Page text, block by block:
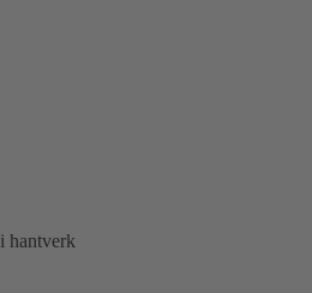
hantverk